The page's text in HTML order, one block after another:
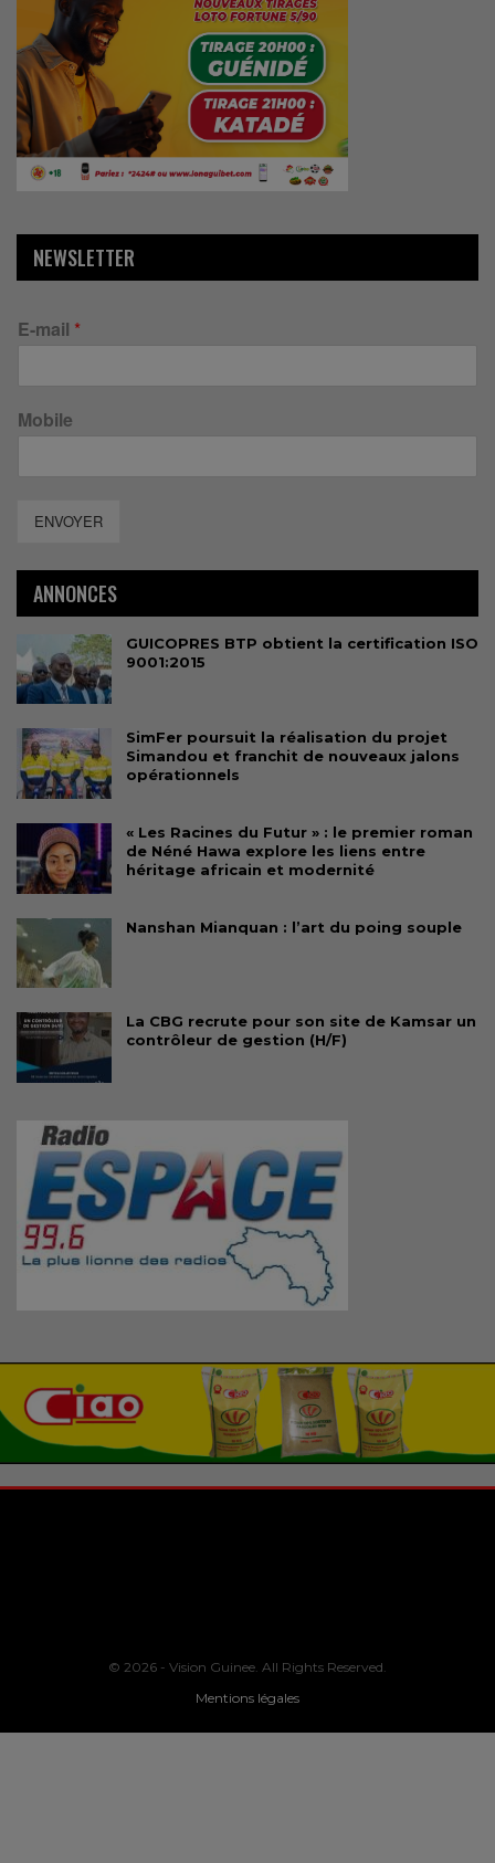
NEWSLETTER
E-mail *
Mobile
ENVOYER
ANNONCES
GUICOPRES BTP obtient la certification ISO
9001:2015
SimFer poursuit la réalisation du projet
Simandou et franchit de nouveaux jalons
opérationnels
« Les Racines du Futur » : le premier roman
de Néné Hawa explore les liens entre
héritage africain et modernité
Nanshan Mianquan : l’art du poing souple
La CBG recrute pour son site de Kamsar un
contrôleur de gestion (H/F)
© 2026 - Vision Guinee. All Rights Reserved.
Mentions légales